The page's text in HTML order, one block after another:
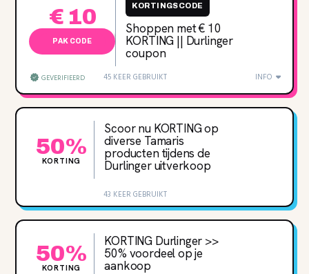
€ 10
PAK CODE
KORTINGSCODE
Shoppen met € 10
KORTING || Durlinger
coupon
GEVERIFIEERD 45 KEER GEBRUIKT INFO
50%
KORTING
Scoor nu KORTING op
diverse Tamaris
producten tijdens de
Durlinger uitverkoop
43 KEER GEBRUIKT
50%
KORTING
KORTING Durlinger >>
50% voordeel op je
aankoop